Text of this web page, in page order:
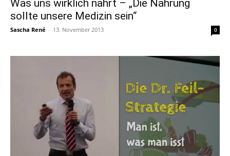
Was uns wirklich nährt – „Die Nahrung
sollte unsere Medizin sein“
Sascha René - 13. November 2013 0